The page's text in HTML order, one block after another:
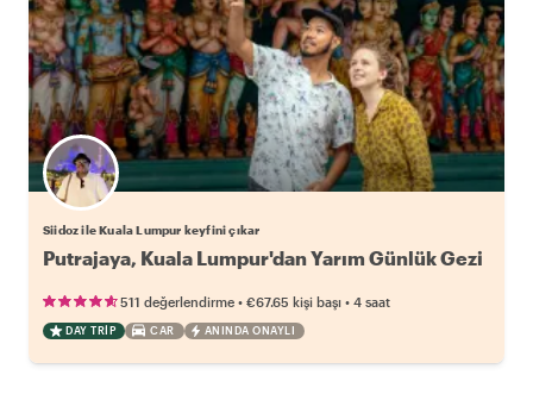
Siidoz ile Kuala Lumpur keyfini çıkar
Putrajaya, Kuala Lumpur'dan Yarım Günlük Gezi
511 değerlendirme • €67.65 kişi başı • 4 saat
DAY TRIP CAR ANINDA ONAYLI